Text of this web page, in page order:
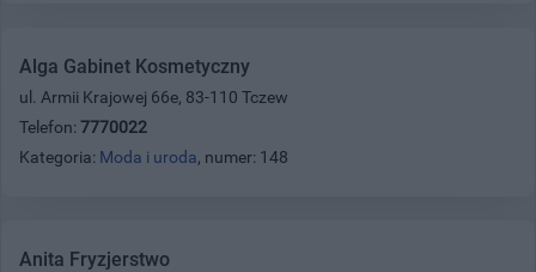
Alga Gabinet Kosmetyczny
ul. Armii Krajowej 66e, 83-110 Tczew
Telefon: 7770022
Kategoria: Moda i uroda, numer: 148
Anita Fryzjerstwo